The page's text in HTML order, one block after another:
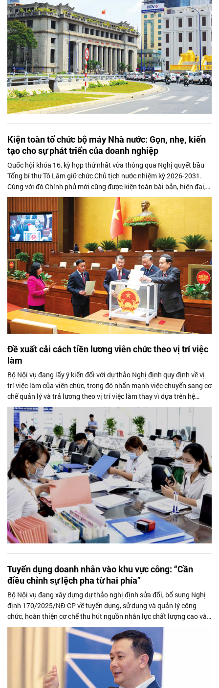
Kiện toàn tổ chức bộ máy Nhà nước: Gọn, nhẹ, kiến
tạo cho sự phát triển của doanh nghiệp
Quốc hội khóa 16, kỳ họp thứ nhất vừa thông qua Nghị quyết bầu
Tổng bí thư Tô Lâm giữ chức Chủ tịch nước nhiệm kỳ 2026-2031.
Cùng với đó Chính phủ mới cũng được kiện toàn bài bản, hiện đại,
gọn nhẹ, kỳ vọng kiến tạo không gian tốt nhất cho cộng đồng
doanh nhân phát huy hết nội lực.
Đề xuất cải cách tiền lương viên chức theo vị trí việc
làm
Bộ Nội vụ đang lấy ý kiến đối với dự thảo Nghị định quy định về vị
trí việc làm của viên chức, trong đó nhấn mạnh việc chuyển sang cơ
chế quản lý và trả lương theo vị trí việc làm thay vì dựa trên hệ
thống...
Tuyển dụng doanh nhân vào khu vực công: “Cần
điều chỉnh sự lệch pha từ hai phía”
Bộ Nội vụ đang xây dựng dự thảo nghị định sửa đổi, bổ sung Nghị
định 170/2025/NĐ-CP về tuyển dụng, sử dụng và quản lý công
chức, hoàn thiện cơ chế thu hút nguồn nhân lực chất lượng cao vào
khu vực công,...